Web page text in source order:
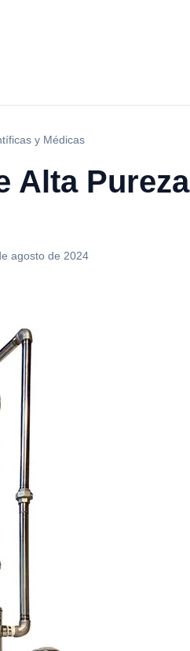
y Médicas
Alta
agosto de 2024